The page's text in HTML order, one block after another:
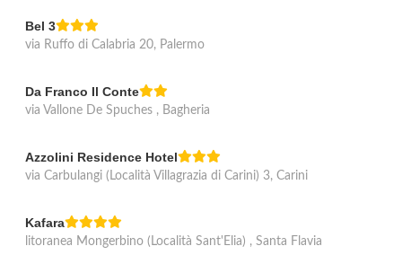
Bel 3
via Ruffo di Calabria 20, Palermo
Da Franco Il Conte
via Vallone De Spuches , Bagheria
Azzolini Residence Hotel
via Carbulangi (Località Villagrazia di Carini) 3, Carini
Kafara
litoranea Mongerbino (Località Sant'Elia) , Santa Flavia